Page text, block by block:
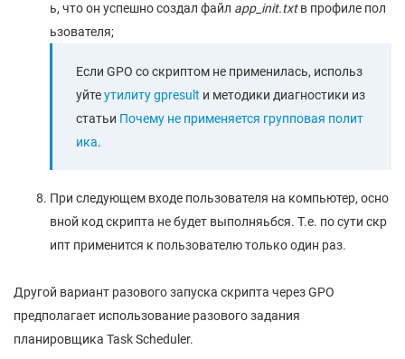
ь, что он успешно создал файл app_init.txtв профиле пол
ьзователя;
Если GPO со скриптом не применилась, использ
уйтеутилиту gpresult и методики диагностики из
статьи Почему не применяется групповая полит
ика.
При следующем входе пользователя на компьютер, осно
вной код скрипта не будет выполняьбся. Т.е. по сути скр
ипт применится к пользователю только один раз.
Другой вариант разового запуска скрипта через GPO
предполагает использование разового задания
планировщика Task Scheduler.